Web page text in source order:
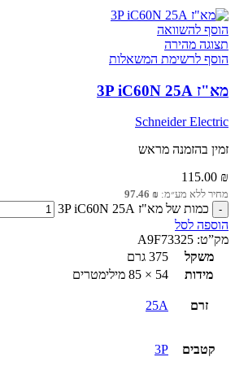
הוסף להשוואה
תצוגה מהירה
הוסף לרשימת המשאלות
מא"ז 3P iC60N 25A
Schneider Electric
זמין בהזמנה מראש
115.00 ₪
מחיר ללא מע״מ: 97.46 ₪
כמות של מא"ז 3P iC60N 25A
הוספה לסל
מק”ט: A9F73325
משקל
375 גרם
מידות
54 × 85 מילימטרים
זרם 25A
קטבים 3P